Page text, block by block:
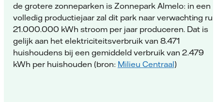
de grotere zonneparken is Zonnepark Almelo: in een
volledig productiejaar zal dit park naar verwachting
21.000.000 kWh stroom per jaar produceren. Dat is
gelijk aan het elektriciteitsverbruik van 8.471
huishoudens bij een gemiddeld verbruik van 2.479
kWh per huishouden (bron: Milieu Centraal)